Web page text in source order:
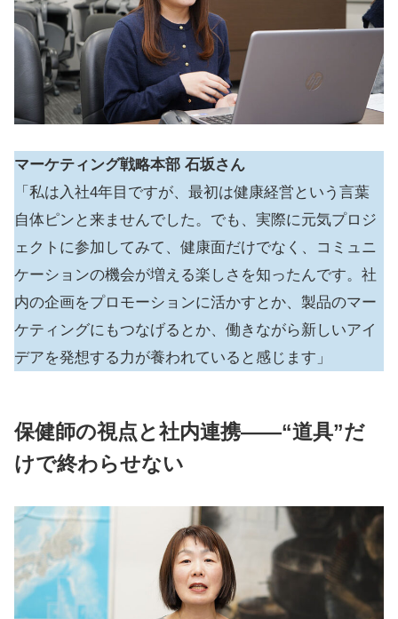
マーケティング戦略本部 石坂さん
「私は入社4年目ですが、最初は健康経営という言葉
自体ピンと来ませんでした。でも、実際に元気プロジ
ェクトに参加してみて、健康面だけでなく、コミュニ
ケーションの機会が増える楽しさを知ったんです。社
内の企画をプロモーションに活かすとか、製品のマー
ケティングにもつなげるとか、働きながら新しいアイ
デアを発想する力が養われていると感じます」
保健師の視点と社内連携――“道具”だ
けで終わらせない